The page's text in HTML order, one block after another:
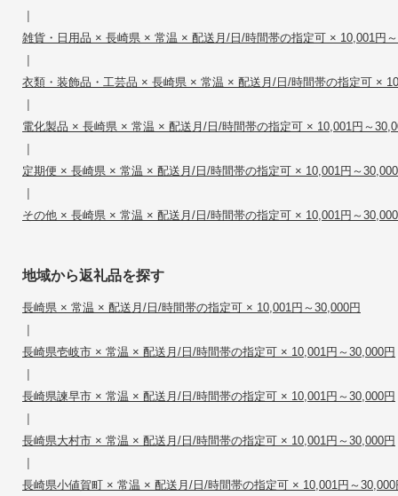
|
雑貨・日用品 × 長崎県 × 常温 × 配送月/日/時間帯の指定可 × 10,001円
|
衣類・装飾品・工芸品 × 長崎県 × 常温 × 配送月/日/時間帯の指定可 ×
|
電化製品 × 長崎県 × 常温 × 配送月/日/時間帯の指定可 × 10,001円～
|
定期便 × 長崎県 × 常温 × 配送月/日/時間帯の指定可 × 10,001円～
|
その他 × 長崎県 × 常温 × 配送月/日/時間帯の指定可 × 10,001円～
地域から返礼品を探す
長崎県 × 常温 × 配送月/日/時間帯の指定可 × 10,001円～30,000円
|
長崎県壱岐市 × 常温 × 配送月/日/時間帯の指定可 × 10,001円～30,000円
|
長崎県諫早市 × 常温 × 配送月/日/時間帯の指定可 × 10,001円～30,000円
|
長崎県大村市 × 常温 × 配送月/日/時間帯の指定可 × 10,001円～30,000円
|
長崎県小値賀町 × 常温 × 配送月/日/時間帯の指定可 × 10,001円～30,000